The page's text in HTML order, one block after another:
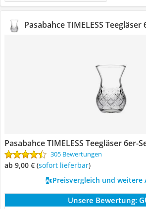
Pasabahce TIMELESS Teegläser
Pasabahce TIMELESS Teegläser 6er-
305 Bewertungen
ab 9,00 € ( Sofort lieferbar)
Preisvergleich und weitere
Unsere Bewertung: